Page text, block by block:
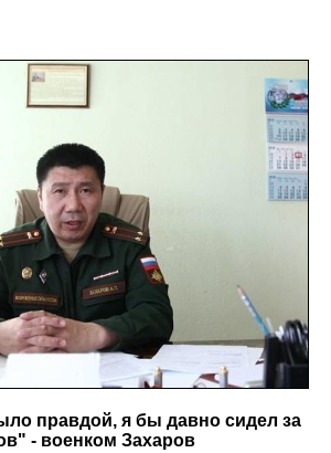
правдой, я бы давно сидел за
- военком Захаров